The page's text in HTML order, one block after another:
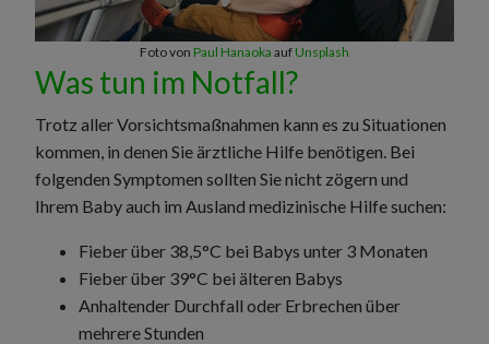
Foto von Paul Hanaoka auf Unsplash
Was tun im Notfall?
Trotz aller Vorsichtsmaßnahmen kann es zu Situationen
kommen, in denen Sie ärztliche Hilfe benötigen. Bei
folgenden Symptomen sollten Sie nicht zögern und
Ihrem Baby auch im Ausland medizinische Hilfe suchen:
Fieber über 38,5°C bei Babys unter 3 Monaten
Fieber über 39°C bei älteren Babys
Anhaltender Durchfall oder Erbrechen über
mehrere Stunden